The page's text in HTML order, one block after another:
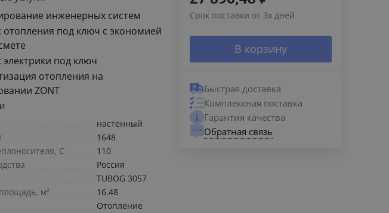
инженерных систем
под ключ с экономией
под ключ
отопления на
ZONT
настенный
1648
С
110
Россия
TUBOG 3057
м²
16.48
Отопление
Срок поставки от 3х дней
В корзину
Быстрая доставка
Комплексная поставка
Гарантия качества
Обратная связь